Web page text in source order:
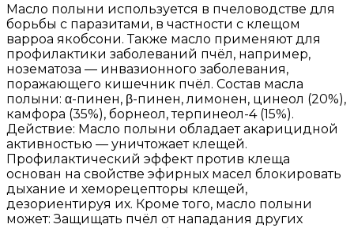
Масло полыни используется в пчеловодстве для
борьбы с паразитами, в частности с клещом
варроа якобсони. Также масло применяют для
профилактики заболеваний пчёл, например,
нозематоза — инвазионного заболевания,
поражающего кишечник пчёл. Состав масла
полыни: α-пинен, β-пинен, лимонен, цинеол (20%),
камфора (35%), борнеол, терпинеол-4 (15%).
Действие: Масло полыни обладает акарицидной
активностью — уничтожает клещей.
Профилактический эффект против клеща
основан на свойстве эфирных масел блокировать
дыхание и хеморецепторы клещей,
дезориентируя их. Кроме того, масло полыни
может: Защищать пчёл от нападания других